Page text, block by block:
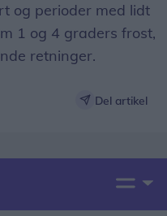
og perioder med lidt
1 og 4 graders frost,
retninger.
Del artikel